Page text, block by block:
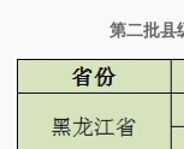
第二批县